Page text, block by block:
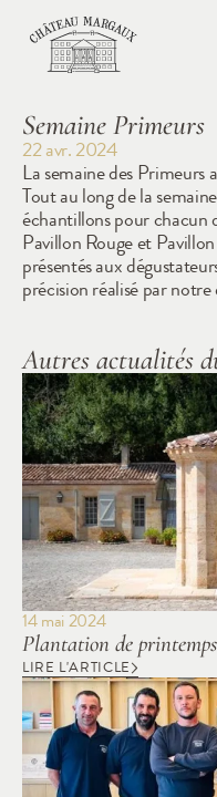
Semaine Primeurs
22 avr. 2024
La semaine des
Tout au long de la
échantillons pour chacun
Pavillon Rouge et
présentés aux
précision réalisé par notre
Autres actualités
14 mai 2024
Plantation de printemps
LIRE L'ARTICLE